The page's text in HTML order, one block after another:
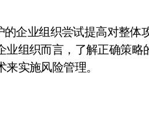
企业组织尝试提高对整体
组织而言，了解正确策
实施风险管理。